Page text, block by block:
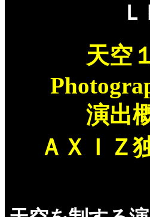
天空
演出
ＡＸＩＺ